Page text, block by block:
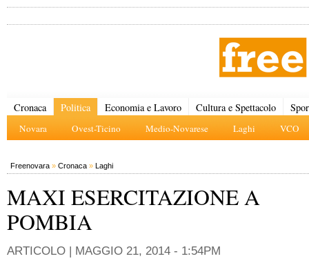
Cronaca Politica
Novara Ovest-Ticino Medio-Novarese Laghi VCO
Economia e Lavoro Cultura e Spettacolo
Freenovara » Cronaca » Laghi
MAXI ESERCITAZIONE A
POMBIA
ARTICOLO | MAGGIO 21, 2014 - 1:54PM